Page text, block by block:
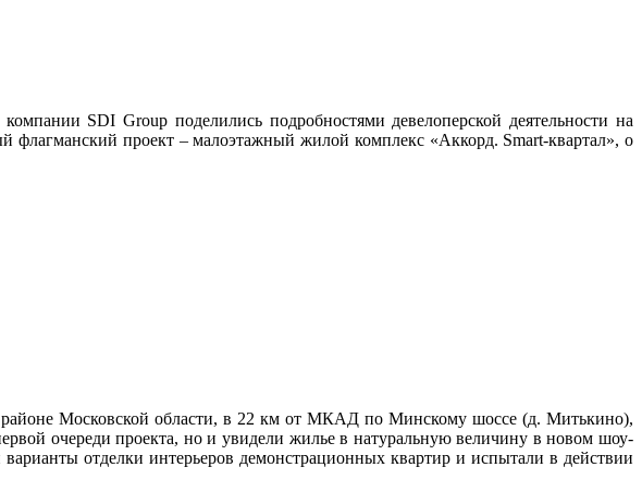
SDI Group поделились подробностями девелоперской деятельности на
проект – малоэтажный жилой комплекс «Аккорд. Smart-квартал», о
районе Московской области, в 22 км от МКАД по Минскому шоссе (д. Митькино),
очереди проекта, но и увидели жилье в натуральную величину в новом шоу-
отделки интерьеров демонстрационных квартир и испытали в действии